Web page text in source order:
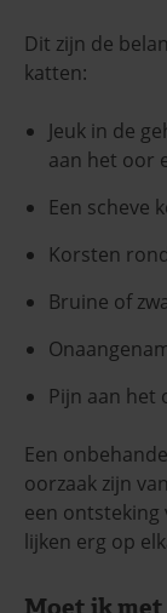
Dit zijn de
katten:
Jeuk in de
aan het oor
Een scheve
Korsten
Bruine of
Pijn aan het
Een
oorzaak zijn
een ontsteking
lijken erg op